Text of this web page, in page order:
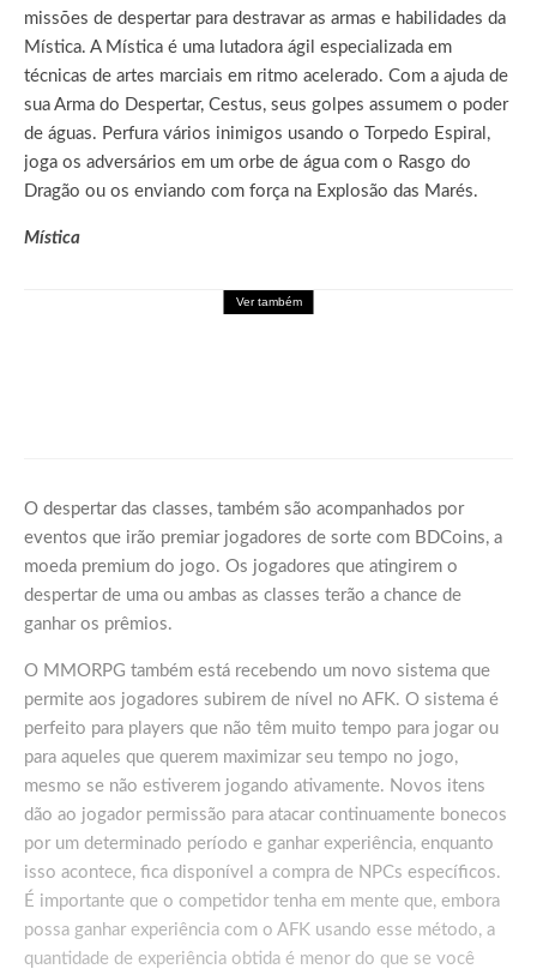
missões de despertar para destravar as armas e habilidades da
Mística. A Mística é uma lutadora ágil especializada em
técnicas de artes marciais em ritmo acelerado. Com a ajuda de
sua Arma do Despertar, Cestus, seus golpes assumem o poder
de águas. Perfura vários inimigos usando o Torpedo Espiral,
joga os adversários em um orbe de água com o Rasgo do
Dragão ou os enviando com força na Explosão das Marés.
Mística
Ver também
O despertar das classes, também são acompanhados por
eventos que irão premiar jogadores de sorte com BDCoins, a
moeda premium do jogo. Os jogadores que atingirem o
despertar de uma ou ambas as classes terão a chance de
ganhar os prêmios.
O MMORPG também está recebendo um novo sistema que
permite aos jogadores subirem de nível no AFK. O sistema é
perfeito para players que não têm muito tempo para jogar ou
para aqueles que querem maximizar seu tempo no jogo,
mesmo se não estiverem jogando ativamente. Novos itens
dão ao jogador permissão para atacar continuamente bonecos
por um determinado período e ganhar experiência, enquanto
isso acontece, fica disponível a compra de NPCs específicos.
É importante que o competidor tenha em mente que, embora
possa ganhar experiência com o AFK usando esse método, a
quantidade de experiência obtida é menor do que se você